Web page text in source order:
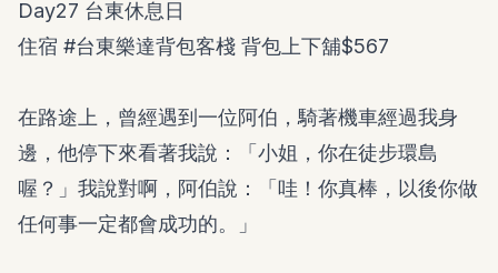
Day27 台東休息日
住宿 #台東樂達背包客棧 背包上下舖$567
在路途上，曾經遇到一位阿伯，騎著機車經過我身
邊，他停下來看著我說：「小姐，你在徒步環島
喔？」我說對啊，阿伯說：「哇！你真棒，以後你做
任何事一定都會成功的。」